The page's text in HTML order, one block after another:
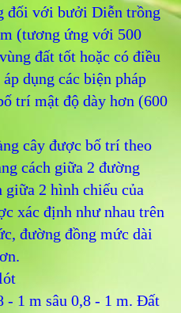
đối với bưởi Diễn trồng
(tương ứng với 500
đất tốt hoặc có điều
dụng các biện pháp
trí mật độ dày hơn (600
cây được bố trí theo
cách giữa 2 đường
giữa 2 hình chiếu của
xác định như nhau trên
đường đồng mức dài
1 m sâu 0,8 - 1 m. Đất